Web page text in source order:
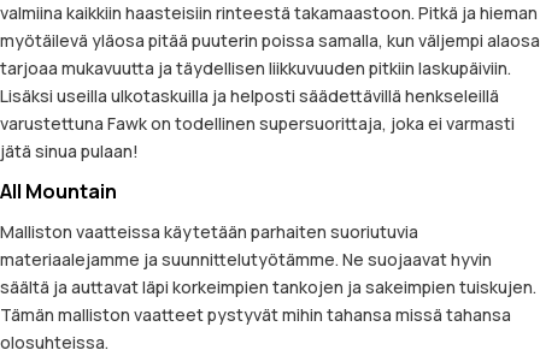
valmiina kaikkiin haasteisiin rinteestä takamaastoon. Pitkä ja hieman
myötäilevä yläosa pitää puuterin poissa samalla, kun väljempi alaosa
tarjoaa mukavuutta ja täydellisen liikkuvuuden pitkiin laskupäiviin.
Lisäksi useilla ulkotaskuilla ja helposti säädettävillä henkseleillä
varustettuna Fawk on todellinen supersuorittaja, joka ei varmasti
jätä sinua pulaan!
All Mountain
Malliston vaatteissa käytetään parhaiten suoriutuvia
materiaalejamme ja suunnittelutyötämme. Ne suojaavat hyvin
säältä ja auttavat läpi korkeimpien tankojen ja sakeimpien tuiskujen.
Tämän malliston vaatteet pystyvät mihin tahansa missä tahansa
olosuhteissa.